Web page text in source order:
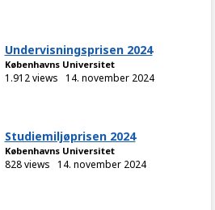
Undervisningsprisen 2024
Københavns Universitet
1.912 views 14. november 2024
Studiemiljøprisen 2024
Københavns Universitet
828 views 14. november 2024